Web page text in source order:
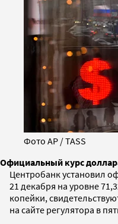
Фото AP / TASS
Официальный курс
Центробанк установил
21 декабря на уровне
копейки,
на сайте регулятора в